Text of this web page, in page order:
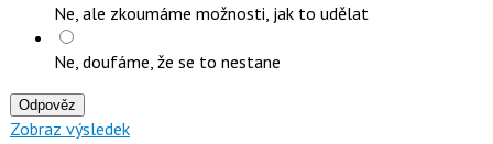
Ne, ale zkoumáme možnosti, jak to udělat
Ne, doufáme, že se to nestane
Odpověz
Zobraz výsledek